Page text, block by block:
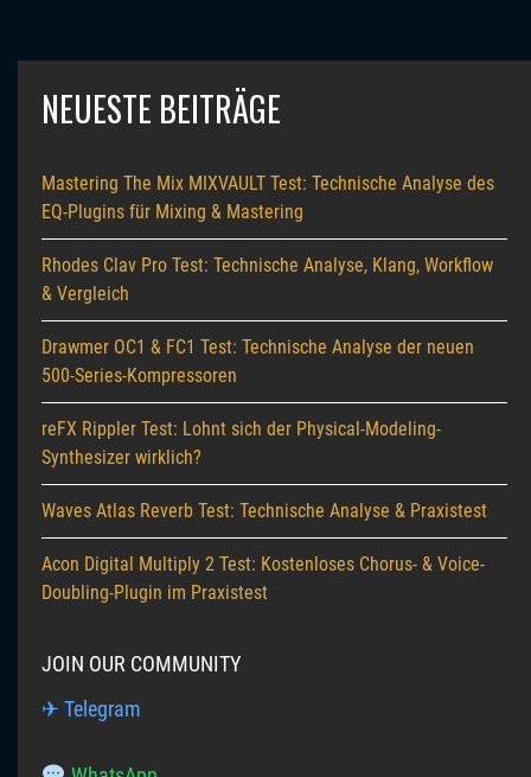
NEUESTE BEITRÄGE
Mastering The Mix MIXVAULT Test: Technische Analyse des
EQ-Plugins für Mixing & Mastering
Rhodes Clav Pro Test: Technische Analyse, Klang, Workflow
& Vergleich
Drawmer OC1 & FC1 Test: Technische Analyse der neuen
500-Series-Kompressoren
reFX Rippler Test: Lohnt sich der Physical-Modeling-
Synthesizer wirklich?
Waves Atlas Reverb Test: Technische Analyse & Praxistest
Acon Digital Multiply 2 Test: Kostenloses Chorus- & Voice-
Doubling-Plugin im Praxistest
JOIN OUR COMMUNITY
✈ Telegram